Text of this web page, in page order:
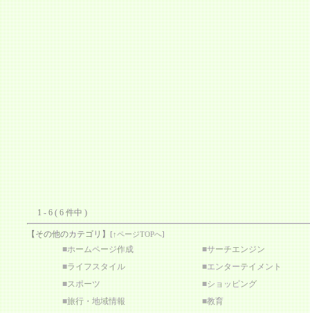
1 - 6 ( 6 件中 )
【その他のカテゴリ】[↑ページTOPへ]
■ホームページ作成 ■サーチエンジン
■ライフスタイル ■エンターテイメント
■スポーツ ■ショッピング
■旅行・地域情報 ■教育